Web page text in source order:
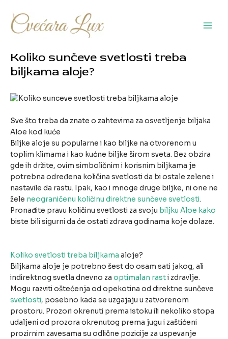
sadržaj
Koliko sunčeve svetlosti treba
biljkama aloje?
Sve što treba da znate o zahtevima za osvetljenje biljaka
Aloe kod kuće
Biljke aloje su popularne i kao biljke na otvorenom u
toplim klimama i kao kućne biljke širom sveta. Bez obzira
gde ih držite, ovim simboličnim i korisnim biljkama je
potrebna određena količina svetlosti da bi ostale zelene i
nastavile da rastu. Ipak, kao i mnoge druge biljke, ni one ne
žele neograničenu količinu direktne sunčeve svetlosti.
Pronađite pravu količinu svetlosti za svoju biljku Aloe kako
biste bili sigurni da će ostati zdrava godinama koje dolaze.
Koliko svetlosti treba biljkama aloje?
Biljkama aloje je potrebno šest do osam sati jakog, ali
indirektnog svetla dnevno za optimalan rasti zdravlje.
Mogu razviti oštećenja od opekotina od direktne sunčeve
svetlosti, posebno kada se uzgajaju u zatvorenom
prostoru. Prozori okrenuti prema istoku ili nekoliko stopa
udaljeni od prozora okrenutog prema jugu i zaštićeni
prozirnim zavesama su odlične pozicije za uspevanje